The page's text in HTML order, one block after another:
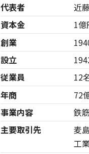
代表者
近
資本金
1億
創業
設立
従業員
12
年商
72
事業内容
鉄
主要取引先
麦
工